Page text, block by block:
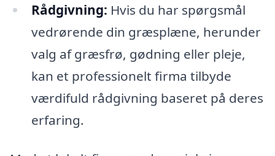
Rådgivning: Hvis du har spørgsmål
vedrørende din græsplæne, herunder
valg af græsfrø, gødning eller pleje,
kan et professionelt firma tilbyde
værdifuld rådgivning baseret på deres
erfaring.